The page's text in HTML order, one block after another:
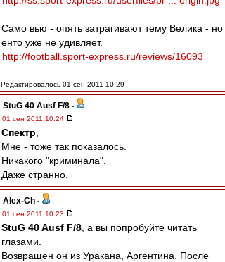
Само вью - опять затрагивают тему Велика - но
енто уже не удивляет.
http://football.sport-express.ru/reviews/16093
Редактировалось 01 сен 2011 10:29
StuG 40 Ausf F/8 -
01 сен 2011 10:24
Спектр
Мне - тоже так показалось.
Никакого "криминала".
Даже странно.
Alex-Ch -
01 сен 2011 10:23
StuG 40 Ausf F/8 , а вы попробуйте читать
глазами.
Возвращен он из Уракана, Аргентина. После